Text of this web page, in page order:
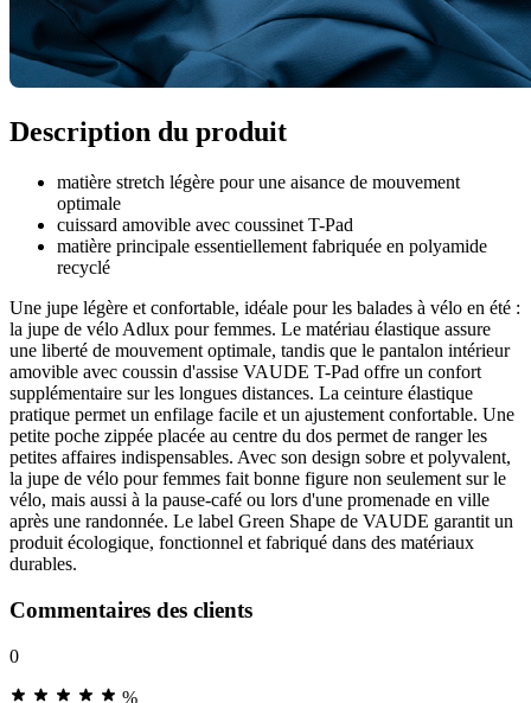
Description du produit
matière stretch légère pour une aisance de mouvement
optimale
cuissard amovible avec coussinet T-Pad
matière principale essentiellement fabriquée en polyamide
recyclé
Une jupe légère et confortable, idéale pour les balades à vélo en été :
la jupe de vélo Adlux pour femmes. Le matériau élastique assure
une liberté de mouvement optimale, tandis que le pantalon intérieur
amovible avec coussin d'assise VAUDE T-Pad offre un confort
supplémentaire sur les longues distances. La ceinture élastique
pratique permet un enfilage facile et un ajustement confortable. Une
petite poche zippée placée au centre du dos permet de ranger les
petites affaires indispensables. Avec son design sobre et polyvalent,
la jupe de vélo pour femmes fait bonne figure non seulement sur le
vélo, mais aussi à la pause-café ou lors d'une promenade en ville
après une randonnée. Le label Green Shape de VAUDE garantit un
produit écologique, fonctionnel et fabriqué dans des matériaux
durables.
Commentaires des clients
0
%